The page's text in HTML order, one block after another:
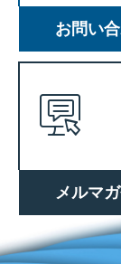
ト
ク企
業
お問い
メルマ